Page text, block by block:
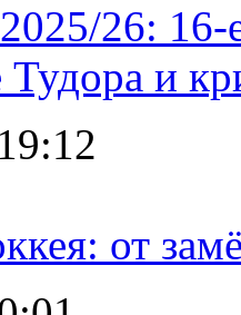
26:
Тудора и
от